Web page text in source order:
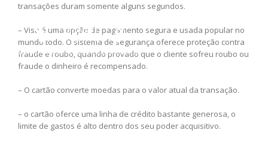
transações duram somente alguns segundos.
– Visa é uma opção de pagamento segura e usada popular no
mundo todo. O sistema de segurança oferece proteção contra
fraude e roubo, quando provado que o cliente sofreu roubo ou
fraude o dinheiro é recompensado.
– O cartão converte moedas para o valor atual da transação.
– o cartão oferce uma linha de crédito bastante generosa, o
limite de gastos é alto dentro dos seu poder acquisitivo.